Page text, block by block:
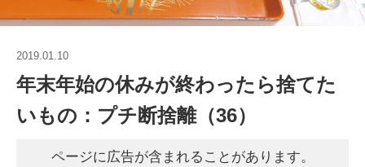
2019.01.10
年末年始の休みが終わったら捨てた
いもの：プチ断捨離（36）
ページに広告が含まれることがあります。